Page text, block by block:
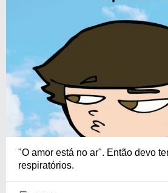
"O amor está no ar". Então devo
respiratórios.